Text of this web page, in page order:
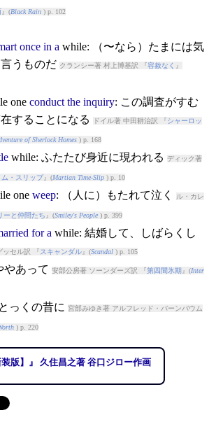
』(Black Rain) p. 102
once in a while: （〜なら）たまには気
うものだ クランシー著 村上博基訳 『容赦なく 』
one conduct the inquiry: この調査がすむ
することになる
ドイル著 中田耕治訳 『シャーロッ
of Sherlock Homes) p. 168
while: ふたたび身近に現われる ディック著
・スリップ』(Martian Time-Slip) p. 10
one weep: （人に）もたれて泣く ル・カレ
ーと仲間たち 』(Smiley's People) p. 399
for a while: 結婚して、しばらくし
ッセル訳 『スキャンダル』(Scandal) p. 105
やあって 安部公房著 ソーンダーズ訳 『第四間氷期 』(Inter
っくの昔に 宮部みゆき著 アルフレッド・バーンバウム
) p. 220
装版】』 久住昌之著 谷口ジロー作画